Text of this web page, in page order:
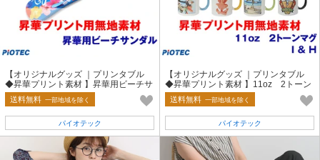
【オリジナルグッズ ｜プリンタブル
◆昇華プリント素材 】昇華用ビーチサ
ンダル
送料無料 一部地域を除く
パイオテック
【オリジナルグッズ ｜プリンタブル
◆昇華プリント素材 】11oz 2トーン
マグ I & H
送料無料 一部地域を除く
パイオテック